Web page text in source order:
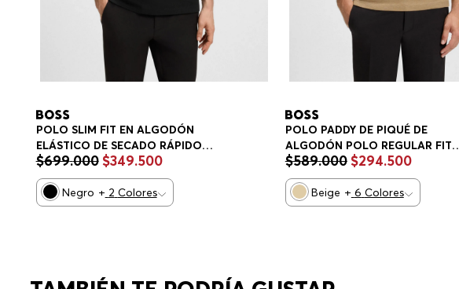
POLO SLIM FIT EN ALGODÓN
ELÁSTICO DE SECADO RÁPIDO
POLO SLIM FIT HOMBRE
$699.000 $349.500
Negro + 2 Colores
POLO PADDY DE PIQUÉ DE
ALGODÓN POLO REGULAR FIT
HOMBRE
$589.000 $294.500
Beige + 6 Colores